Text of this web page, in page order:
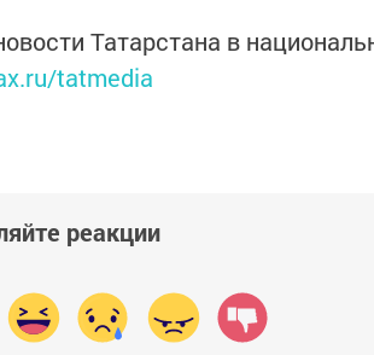
Татарстана в
tatmedia
реакции